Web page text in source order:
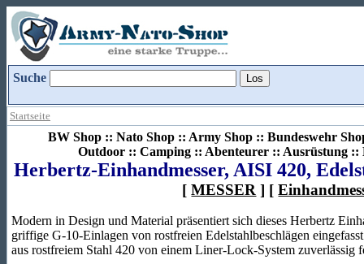
Suche
Startseite
BW Shop :: Nato Shop :: Army Shop :: Bundeswehr
Outdoor :: Camping :: Abenteurer :: Ausrüstung ::
Herbertz-Einhandmesser, AISI 420,
[MESSER ] [
Modern in Design und Material präsentiert sich dieses Herbertz
griffige G-10-Einlagen von rostfreien Edelstahlbeschlägen
aus rostfreiem Stahl 420 von einem Liner-Lock-System zuverlässig